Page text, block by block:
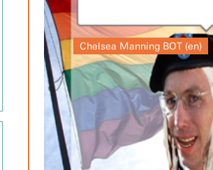
Chelsea Manning BOT (en)